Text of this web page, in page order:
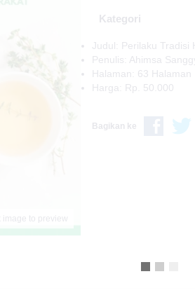
image to preview
Kategori
Judul: Perilaku Tradisi
Penulis: Ahimsa
Halaman: 63 Halaman
Harga: Rp. 50.000
Bagikan ke